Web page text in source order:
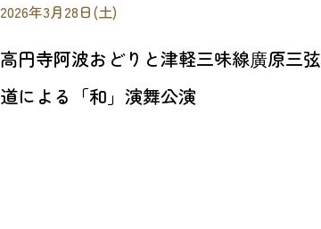
2026年3月28日(土)
高円寺阿波おどりと津軽三味線廣原三弦
道による「和」演舞公演